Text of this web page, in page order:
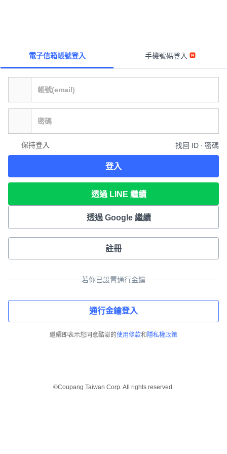
電子信箱帳號登入 手機號碼登入
保持登入 找回 ID ∙ 密碼
登入
透過 LINE 繼續
透過 Google 繼續
註冊
若你已設置通行金鑰
通行金鑰登入
繼續即表示您同意酷澎的使用條款和 隱私權政策
©Coupang Taiwan Corp. All rights reserved.